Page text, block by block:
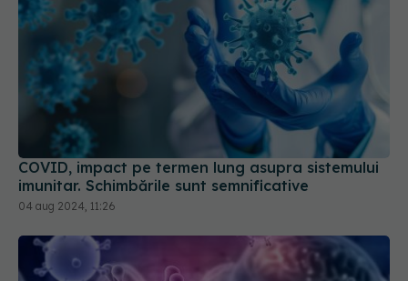
COVID, impact pe termen lung asupra sistemului
imunitar. Schimbările sunt semnificative
04 aug 2024, 11:26